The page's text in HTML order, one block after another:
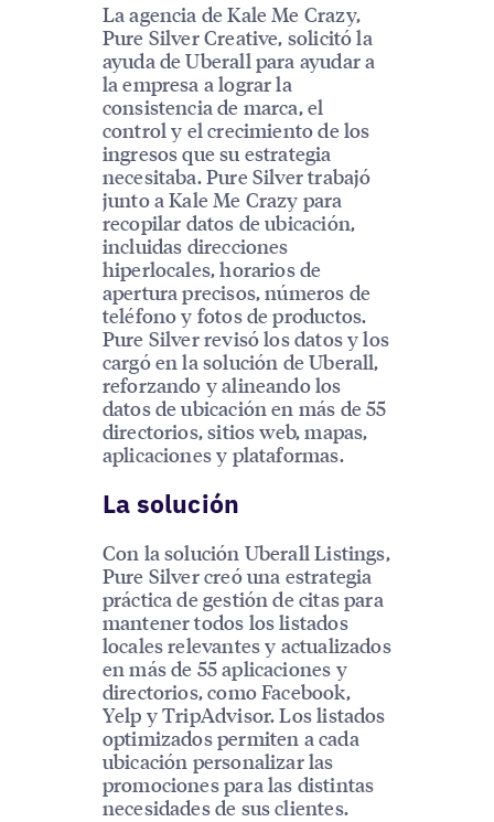
La agencia de Kale Me Crazy,
Pure Silver Creative, solicitó la
ayuda de Uberall para ayudar a
la empresa a lograr la
consistencia de marca, el
control y el crecimiento de los
ingresos que su estrategia
necesitaba. Pure Silver trabajó
junto a Kale Me Crazy para
recopilar datos de ubicación,
incluidas direcciones
hiperlocales, horarios de
apertura precisos, números de
teléfono y fotos de productos.
Pure Silver revisó los datos y los
cargó en la solución de Uberall,
reforzando y alineando los
datos de ubicación en más de 55
directorios, sitios web, mapas,
aplicaciones y plataformas.
La solución
Con la solución Uberall Listings,
Pure Silver creó una estrategia
práctica de gestión de citas para
mantener todos los listados
locales relevantes y actualizados
en más de 55 aplicaciones y
directorios, como Facebook,
Yelp y TripAdvisor. Los listados
optimizados permiten a cada
ubicación personalizar las
promociones para las distintas
necesidades de sus clientes.